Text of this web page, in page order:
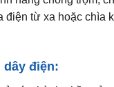
dây điện:
hệ thống điện của xe.